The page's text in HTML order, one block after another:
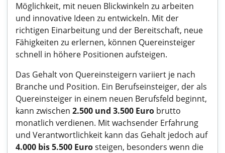
Möglichkeit, mit neuen Blickwinkeln zu arbeiten
und innovative Ideen zu entwickeln. Mit der
richtigen Einarbeitung und der Bereitschaft, neue
Fähigkeiten zu erlernen, können Quereinsteiger
schnell in höhere Positionen aufsteigen.
Das Gehalt von Quereinsteigern variiert je nach
Branche und Position. Ein Berufseinsteiger, der als
Quereinsteiger in einem neuen Berufsfeld beginnt,
kann zwischen 2.500 und 3.500 Euro brutto
monatlich verdienen. Mit wachsender Erfahrung
und Verantwortlichkeit kann das Gehalt jedoch auf
4.000 bis 5.500 Eurosteigen, besonders wenn die